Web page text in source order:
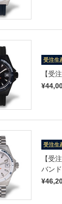
受注生
【受
受注生
【受
バン